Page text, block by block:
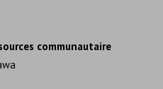
communautaire